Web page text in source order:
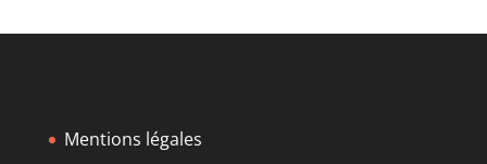
Mentions légales